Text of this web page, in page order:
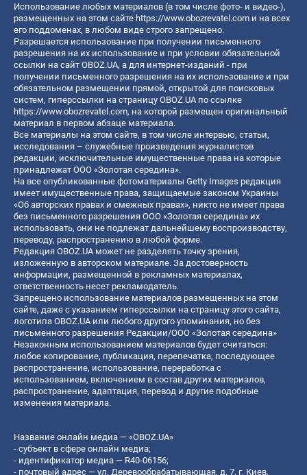
Использование любых материалов (в том числе фото- и видео-),
размещенных на этом сайте https://www.obozrevatel.com и на всех
его поддоменах, в любом виде строго запрещено.
Разрешается использование при получении письменного
разрешения на их использование и при условии обязательной
ссылки на сайт OBOZ.UA, а для интернет-изданий - при
получении письменного разрешения на их использование и при
обязательном размещении прямой, открытой для поисковых
систем, гиперссылки на страницу OBOZ.UA по ссылке
https://www.obozrevatel.com, на которой размещен оригинальный
материал в первом абзаце материала.
Все материалы на этом сайте, в том числе интервью, статьи,
исследования – служебные произведения журналистов
редакции, исключительные имущественные права на которые
принадлежат ООО «Золотая середина».
На все опубликованные фотоматериалы Getty Images редакция
имеет имущественные права, защищаемые законом Украины
«Об авторских правах и смежных правах», никто не имеет права
без письменного разрешения ООО «Золотая середина» их
использовать, они не подлежат дальнейшему воспроизводству,
переводу, распространению в любой форме.
Редакция OBOZ.UA может не разделять точку зрения,
изложенную в авторском материале. За достоверность
информации, размещенной в рекламных материалах,
ответственность несет рекламодатель.
Запрещено использование материалов размещенных на этом
сайте, даже с указанием гиперссылки на страницу этого сайта,
логотипа OBOZ.UA или любого другого упоминания, но без
письменного разрешения Редакции/ООО «Золотая середина»
Незаконным использованием материалов будет считаться:
любое копирование, публикация, перепечатка, последующее
распространение, использование, переработка с
использованием, включением в состав других материалов,
распространение, адаптация, перевод и другие подобные
изменения материала.
Название онлайн медиа — «OBOZ.UA»
- субъект в сфере онлайн медиа;
- идентификатор медиа — R40-06156;
- почтовый адрес — ул. Деревообрабатывающая, д. 7, г. Киев,